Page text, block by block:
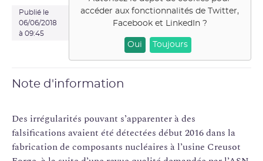
Publié le
06/06/2018
à 09:45
accéder aux fonctionnalités deTwitter,
Facebook et LinkedIn?
Oui Toujours
Note d'information
Des irrégularités pouvant s’apparenter à des
falsifications avaient été détectées début 2016 dans la
fabrication de composants nucléaires à l’usine Creusot